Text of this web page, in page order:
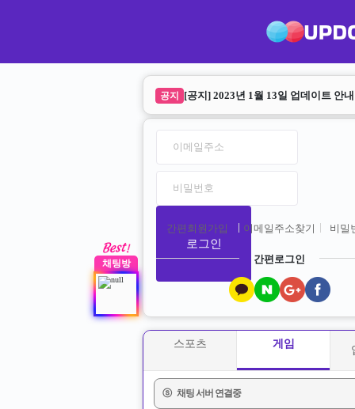
공지 [공지] 2023년 1월 13일 업데이트 안내
로그인
간편회원가입 이메일주소찾기 비밀
간편로그인
스포츠 게임
ⓢ 채팅 서버 연결중
채팅방